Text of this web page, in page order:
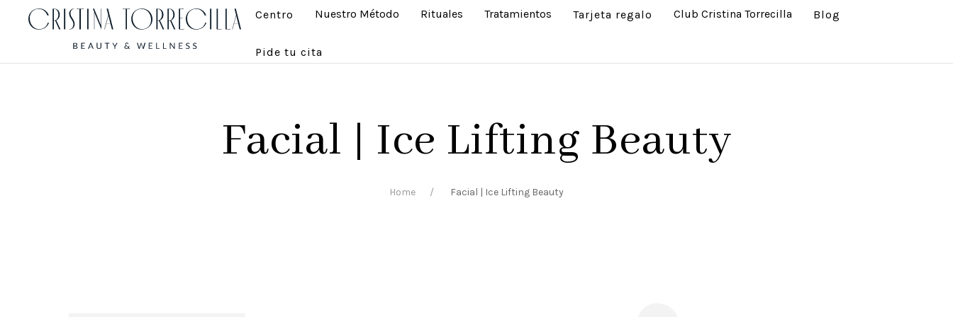
Centro Nuestro Método Rituales Tratamientos Tarjeta regalo Club Cristina Torrecilla Blog
Pide tu cita
Facial | Ice Lifting Beauty
Home Facial | Ice Lifting Beauty